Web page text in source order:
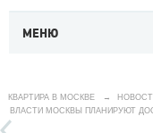
МЕНЮ
КВАРТИРА В МОСКВЕ →
ВЛАСТИ МОСКВЫ ПЛАНИРУЮТ